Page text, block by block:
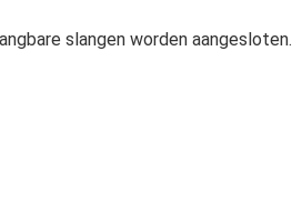
slangen worden aangesloten.